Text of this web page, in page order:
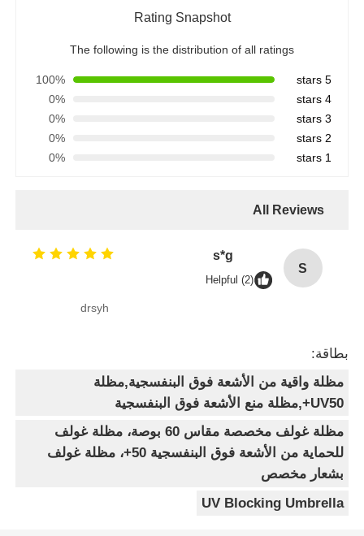
Rating Snapshot
The following is the distribution of all ratings
5 stars
100%
4 stars
0%
3 stars
0%
2 stars
0%
1 stars
0%
All Reviews
S
s*g
Helpful (2)
drsyh
بطاقة:
مظلة واقية من الأشعة فوق البنفسجية,مظلة
UV50+,مظلة منع الأشعة فوق البنفسجية
مظلة غولف مخصصة مقاس 60 بوصة، مظلة غولف
للحماية من الأشعة فوق البنفسجية 50+، مظلة غولف
بشعار مخصص
UV Blocking Umbrella